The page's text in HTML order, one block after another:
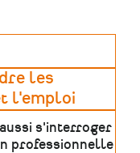
les
l'emploi
s'interroger
professionnelle